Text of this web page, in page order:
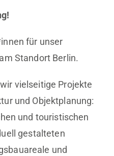
für unser
Standort Berlin.
vielseitige Projekte
und Objektplanung:
und touristischen
gestalteten
und